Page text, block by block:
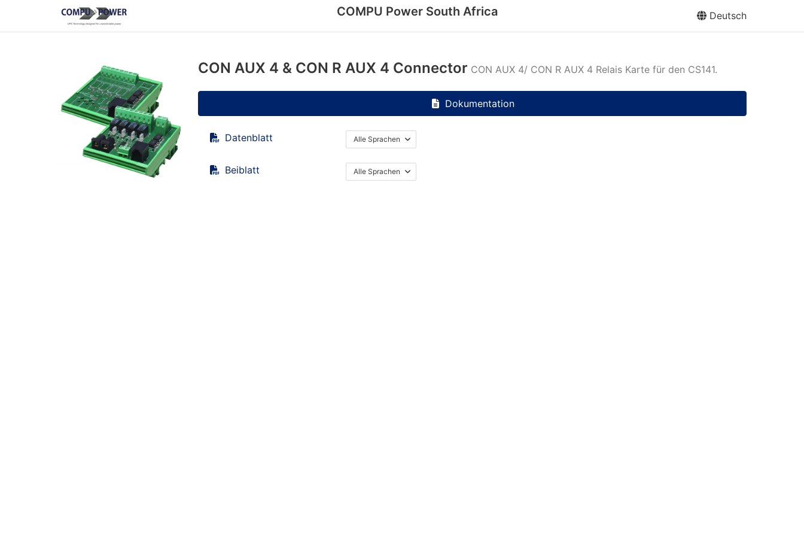
COMPU Power South Africa Deutsch
CON AUX 4 & CON R AUX 4 Connector CON AUX 4/ CON R AUX 4 Relais Karte für den CS141.
Dokumentation
Datenblatt Alle Sprachen
Beiblatt Alle Sprachen